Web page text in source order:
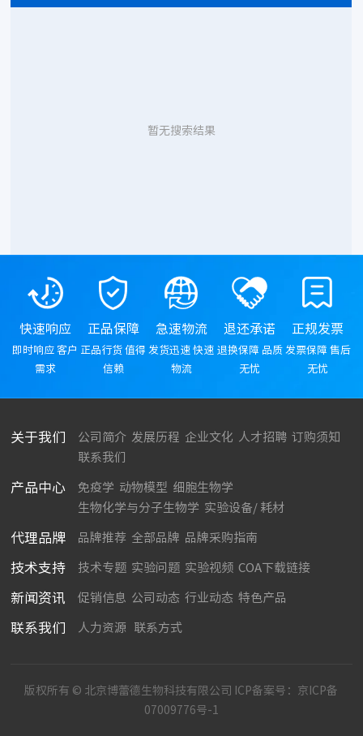
暂无搜索结果
快速响应
即时响应 客户
需求
正品保障
正品行货 值得
信赖
急速物流
发货迅速 快速
物流
退还承诺
退换保障 品质
无忧
正规发票
发票保障 售后
无忧
关于我们 公司简介 发展历程 企业文化 人才招聘 订购须知
联系我们
产品中心 免疫学 动物模型 细胞生物学
生物化学与分子生物学 实验设备/ 耗材
代理品牌 品牌推荐 全部品牌 品牌采购指南
技术支持 技术专题 实验问题 实验视频 COA下载链接
新闻资讯 促销信息 公司动态 行业动态 特色产品
联系我们 人力资源 联系方式
版权所有 © 北京博蕾德生物科技有限公司 ICP备案号： 京ICP备
07009776号-1